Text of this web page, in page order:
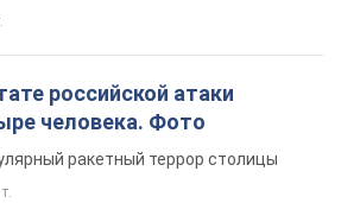
российской атаки
человека. Фото
ракетный террор столицы